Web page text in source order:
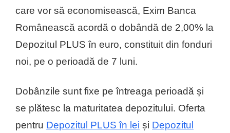
care vor să economisească, Exim Banca
Românească acordă o dobândă de 2,00% la
Depozitul PLUS în euro, constituit din fonduri
noi, pe o perioadă de 7 luni.
Dobânzile sunt fixe pe întreaga perioadă și
se plătesc la maturitatea depozitului. Oferta
pentru Depozitul PLUS în lei și Depozitul